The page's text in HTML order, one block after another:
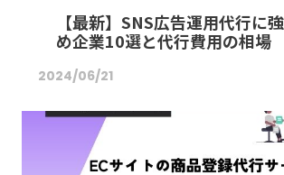
【最新】SNS広告運用代行に
め企業10選と代行費用の相場
2024/06/21